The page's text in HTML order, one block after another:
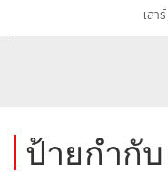
เส
ป้ายกำกับ